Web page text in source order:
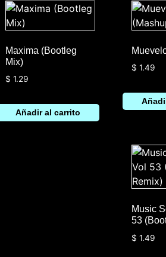
Maxima (Bootleg
Mix)
$ 1.29
Añadir al carrito
$ 1.49
Music
53
$ 1.49